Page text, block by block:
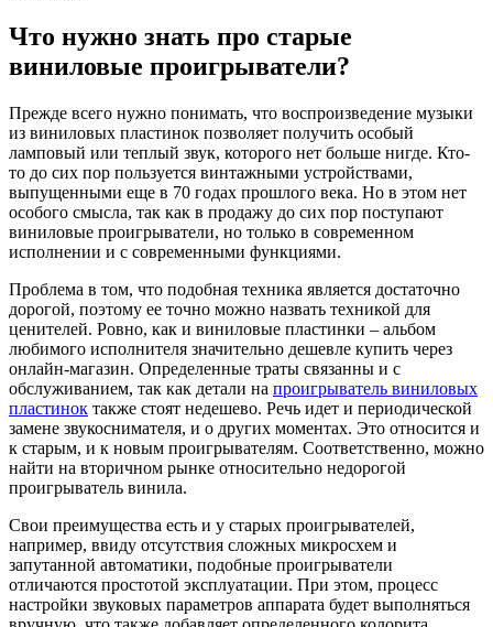
Что нужно знать про старые
виниловые проигрыватели?
Прежде всего нужно понимать, что воспроизведение музыки
из виниловых пластинок позволяет получить особый
ламповый или теплый звук, которого нет больше нигде. Кто-
то до сих пор пользуется винтажными устройствами,
выпущенными еще в 70 годах прошлого века. Но в этом нет
особого смысла, так как в продажу до сих пор поступают
виниловые проигрыватели, но только в современном
исполнении и с современными функциями.
Проблема в том, что подобная техника является достаточно
дорогой, поэтому ее точно можно назвать техникой для
ценителей. Ровно, как и виниловые пластинки – альбом
любимого исполнителя значительно дешевле купить через
онлайн-магазин. Определенные траты связанны и с
обслуживанием, так как детали на проигрыватель виниловых
пластинок также стоят недешево. Речь идет и периодической
замене звукоснимателя, и о других моментах. Это относится и
к старым, и к новым проигрывателям. Соответственно, можно
найти на вторичном рынке относительно недорогой
проигрыватель винила.
Свои преимущества есть и у старых проигрывателей,
например, ввиду отсутствия сложных микросхем и
запутанной автоматики, подобные проигрыватели
отличаются простотой эксплуатации. При этом, процесс
настройки звуковых параметров аппарата будет выполняться